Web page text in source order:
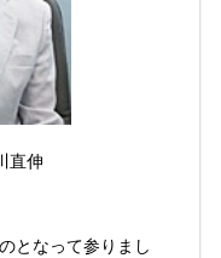
直伸
となって参りまし